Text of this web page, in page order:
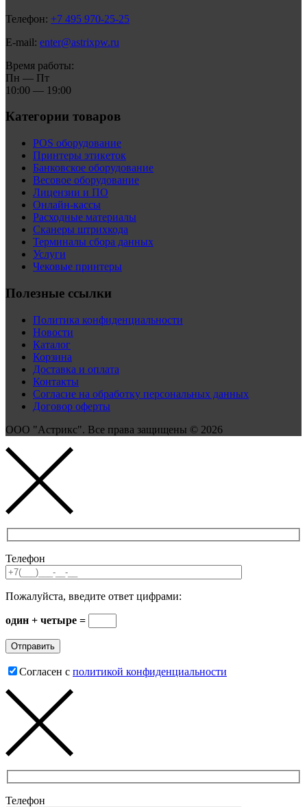
Телефон: +7 495 970-25-25
E-mail: enter@astrixpw.ru
Время работы:
Пн — Пт
10:00 — 19:00
Категории товаров
POS оборудование
Принтеры этикеток
Банковское оборудование
Весовое оборудование
Лицензии и ПО
Онлайн-кассы
Расходные материалы
Сканеры штрихкода
Терминалы сбора данных
Услуги
Чековые принтеры
Полезные ссылки
Политика конфиденциальности
Новости
Каталог
Корзина
Доставка и оплата
Контакты
Согласие на обработку персональных данных
Договор оферты
ООО "Астрикс". Все права защищены © 2026
Телефон
Пожалуйста, введите ответ цифрами:
один + четыре =
Согласен с политикой конфиденциальности
Телефон